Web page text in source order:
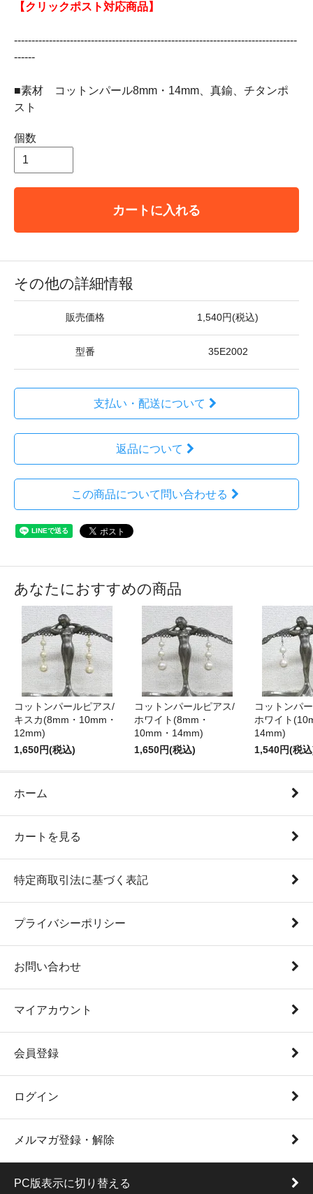
【クリックポスト対応商品】
---------------------------------------------------------------------------------
------
■素材 コットンパール8mm・14mm、真鍮、チタンポ
スト
個数
カートに入れる
その他の詳細情報
販売価格 1,540円(税込)
型番 35E2002
支払い・配送について
返品について
この商品について問い合わせる
あなたにおすすめの商品
コットンパールピアス/
キスカ(8mm・10mm・
12mm)
1,650円(税込)
コットンパールピアス/
ホワイト(8mm・
10mm・14mm)
1,650円(税込)
コットンパ
ホワイト
14mm)
1,540円(税
ホーム
カートを見る
特定商取引法に基づく表記
プライバシーポリシー
お問い合わせ
マイアカウント
会員登録
ログイン
メルマガ登録・解除
PC版表示に切り替える